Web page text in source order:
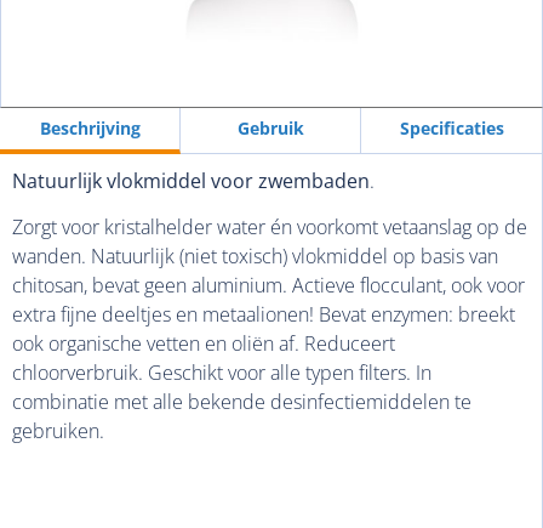
Beschrij­ving Gebruik Specifica­ties
Natuurlijk vlokmiddel voor zwembaden.
Zorgt voor kristalhelder water én voorkomt vetaanslag op de
wanden. Natuurlijk (niet toxisch) vlokmiddel op basis van
chitosan, bevat geen aluminium. Actieve flocculant, ook voor
extra fijne deeltjes en metaalionen! Bevat enzymen: breekt
ook organische vetten en oliën af. Reduceert
chloorverbruik. Geschikt voor alle typen filters. In
combinatie met alle bekende desinfectiemiddelen te
gebruiken.